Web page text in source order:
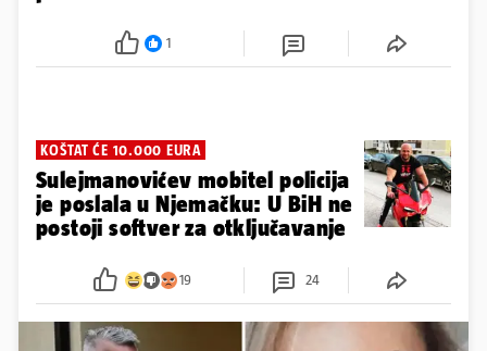
1
KOŠTAT ĆE 10.000 EURA
Sulejmanovićev mobitel policija
je poslala u Njemačku: U BiH ne
postoji softver za otključavanje
19 24